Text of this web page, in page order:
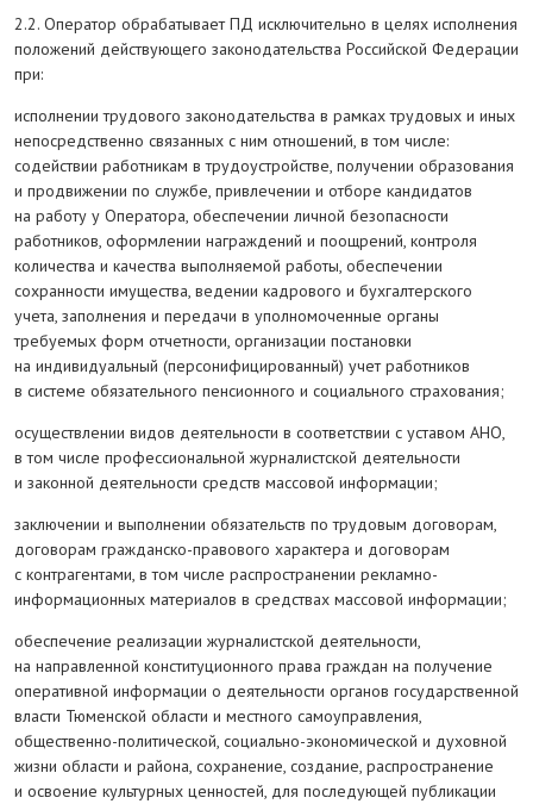
2.2. Оператор обрабатывает ПД исключительно в целях исполнения
положений действующего законодательства Российской Федерации
при:
исполнении трудового законодательства в рамках трудовых и иных
непосредственно связанных с ним отношений, в том числе:
содействии работникам в трудоустройстве, получении образования
и продвижении по службе, привлечении и отборе кандидатов
на работу у Оператора, обеспечении личной безопасности
работников, оформлении награждений и поощрений, контроля
количества и качества выполняемой работы, обеспечении
сохранности имущества, ведении кадрового и бухгалтерского
учета, заполнения и передачи в уполномоченные органы
требуемых форм отчетности, организации постановки
на индивидуальный (персонифицированный) учет работников
в системе обязательного пенсионного и социального страхования;
осуществлении видов деятельности в соответствии с уставом АНО,
в том числе профессиональной журналистской деятельности
и законной деятельности средств массовой информации;
заключении и выполнении обязательств по трудовым договорам,
договорам гражданско-правового характера и договорам
с контрагентами, в том числе распространении рекламно-
информационных материалов в средствах массовой информации;
обеспечение реализации журналистской деятельности,
на направленной конституционного права граждан на получение
оперативной информации о деятельности органов государственной
власти Тюменской области и местного самоуправления,
общественно-политической, социально-экономической и духовной
жизни области и района, сохранение, создание, распространение
и освоение культурных ценностей, для последующей публикации